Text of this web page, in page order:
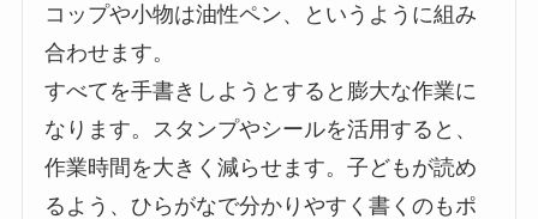
コップや小物は油性ペン、というように組み
合わせます。
すべてを手書きしようとすると膨大な作業に
なります。スタンプやシールを活用すると、
作業時間を大きく減らせます。子どもが読め
るよう、ひらがなで分かりやすく書くのもポ